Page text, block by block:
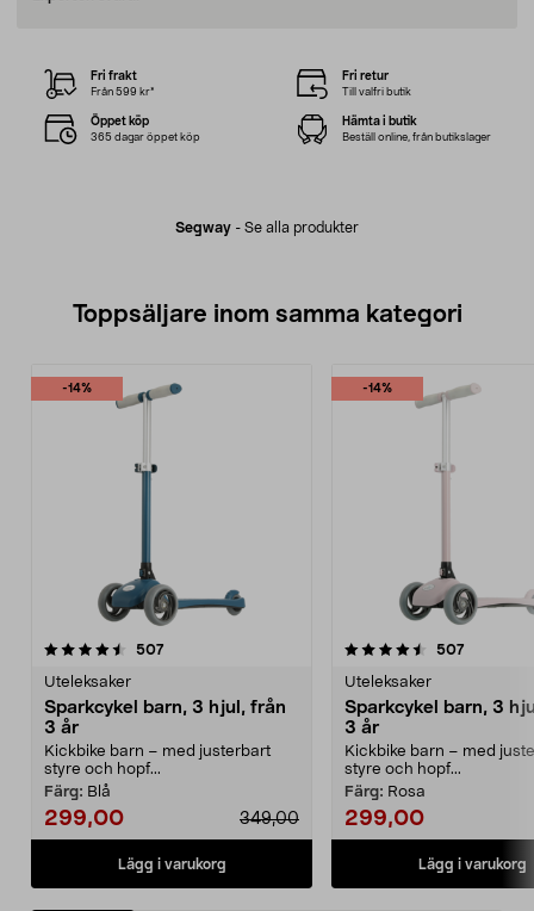
Segway - Se alla produkter
Fri frakt
Från 599 kr*
Fri retur
Till valfri butik
Öppet köp
365 dagar öppet köp
Hämta i butik
Beställ online, från butikslager
Toppsäljare inom samma kategori
-14%
507recensioner
Uteleksaker
Sparkcykel barn, 3 hjul, från
3 år
Kickbike barn – med justerbart
styre och hopf...
Färg: Blå
299,00 349,00
Lägg i varukorg
-14%
4.5 av 5 stjärnor 507
Uteleksaker
Sparkcykel barn, 3
3 år
Kickbike barn – med
styre och hopf...
Färg: Rosa
299,00
Lägg i varukorg
4.5 av 5 stjärnor